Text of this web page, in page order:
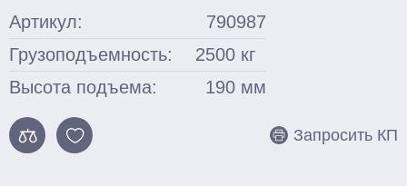
Артикул:
790987
Грузоподъемность:
2500 кг
Высота подъема:
190 мм
Запросить КП
Подъемные столы
Гидравлические
С электроподъемом
Стационарные